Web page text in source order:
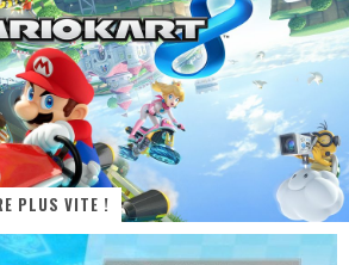
« Le Béton et le Bambou / Propositions pour Mayotte et le Monde. » - Améliorations !
Star Fox
PsyRiver 2026 : la magie revient sur les rives de l’Aar
« MOFUSAND / Parler Japonais » – Des Expressions Pratiques !
« Dr Wertham / L’homme qui étudia les tueurs en série » - Un Métier à Risque !
Assassin's Creed Black Flag Resynced
PLUS VITE !